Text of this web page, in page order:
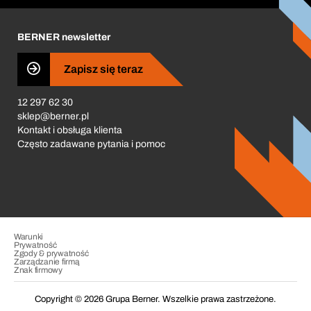
Business Conduct
BERNER newsletter
Zapisz się teraz
12 297 62 30
sklep@berner.pl
Kontakt i obsługa klienta
Często zadawane pytania i pomoc
Copyright © 2026 Grupa Berner. Wszelkie prawa zastrzeżone.
Warunki
Prywatność
Zgody & prywatność
Zarządzanie firmą
Znak firmowy